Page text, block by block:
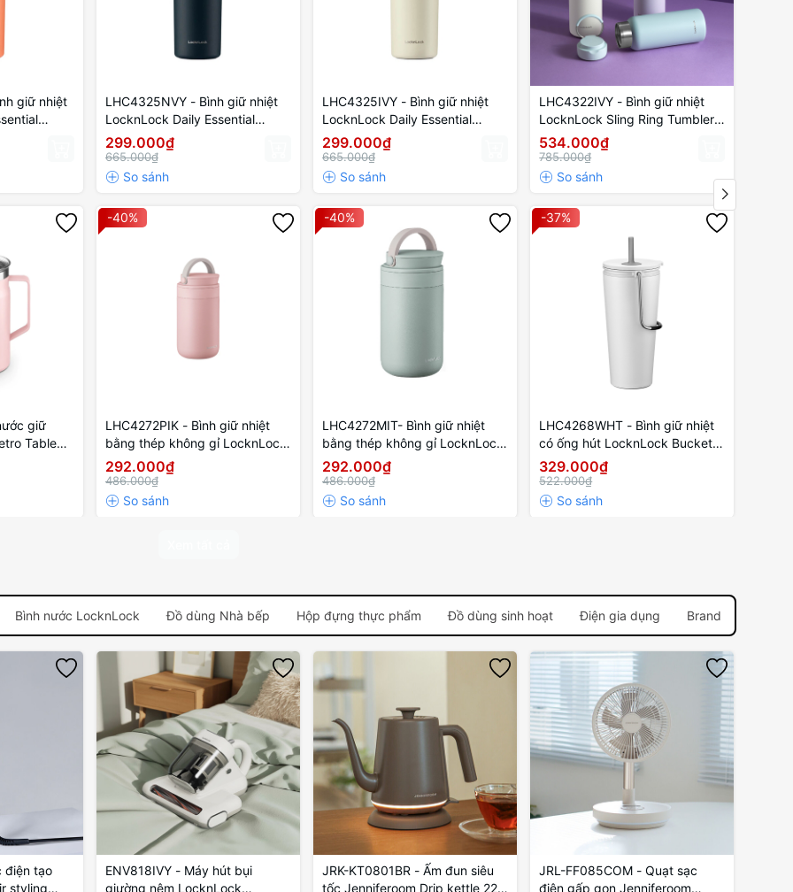
giữ nhiệt
LHC4325NVY - Bình giữ nhiệt
LocknLock Daily Essential
870ml - Màu xanh navy
299.000₫
665.000₫
LHC4325IVY - Bình giữ nhiệt
LocknLock Daily Essential
870ml - Màu ngà
299.000₫
665.000₫
LHC4322IVY - Bình giữ nhiệt
LocknLock Sling Ring Tumbler
800ml - Màu ngà
534.000₫
785.000₫
giữ
Table
-40%
LHC4272PIK - Bình giữ nhiệt
bằng thép không gỉ LocknLock
Metro Two Way 237ML- Màu
hồng
292.000₫
486.000₫
-40%
LHC4272MIT- Bình giữ nhiệt
bằng thép không gỉ LocknLock
Metro Two Way 237ML- Màu
xanh bạc hà
292.000₫
486.000₫
-37%
LHC4268WHT - Bình giữ nhiệt
có ống hút LocknLock Bucket
Tumbler with Straw - Màu trắng
329.000₫
522.000₫
Bình nước LocknLock Đồ dùng Nhà bếp Hộp đựng thực phẩm Đồ dùng sinh hoạt Điện gia dụng Brand
điện tạo
styling
ENV818IVY - Máy hút bụi
giường nệm LocknLock
JRK-KT0801BR - Ấm đun siêu
tốc Jenniferoom Drip kettle 220
JRL-FF085COM - Quạt sạc
điện gấp gọn Jenniferoom